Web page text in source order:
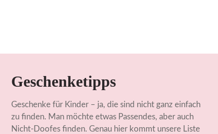
Geschenketipps
Geschenke für Kinder – ja, die sind nicht ganz einfach
zu finden. Man möchte etwas Passendes, aber auch
Nicht-Doofes finden. Genau hier kommt unsere Liste